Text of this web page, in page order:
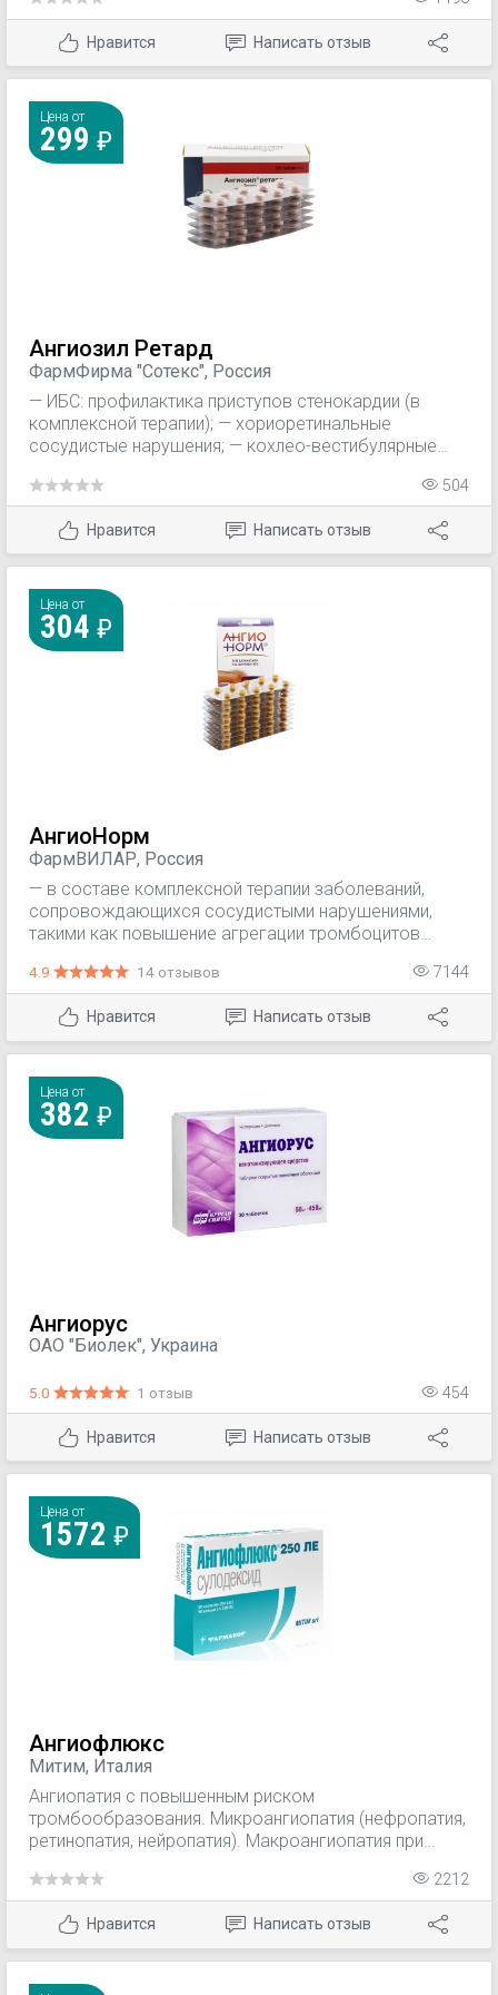
ингибиторам АПФ или при непереносимости
ингибиторов АПФ).
Нравится Написать отзыв
Цена от
299
Ангиозил Ретард
ФармФирма "Сотекс", Россия
— ИБС: профилактика приступов стенокардии (в
комплексной терапии); — хориоретинальные
сосудистые нарушения; — кохлео-вестибулярные
шум в ушах, нарушение слуха).
504
Нравится Написать отзыв
Цена от
304
АнгиоНорм
ФармВИЛАР, Россия
— в составе комплексной терапии заболеваний,
сопровождающихся сосудистыми нарушениями,
такими как повышение агрегации тромбоцитов
проницаемости капилляров и микроциркуляции
(тромбозы капилляров); — нарушение венозного
кровообращения (варикозное расширение вен,
поеттромботический синдром, тромбофлебиты).
4.9 14 отзывов 7144
Нравится Написать отзыв
Цена от
382
Ангиорус
ОАО "Биолек", Украина
5.0 1 отзыв 454
Нравится Написать отзыв
Цена от
1572
Ангиофлюкс
Митим, Италия
Ангиопатия с повышенным риском
тромбообразования. Микроангиопатия (нефропатия,
ретинопатия, нейропатия). Макроангиопатия при
2212
Нравится Написать отзыв